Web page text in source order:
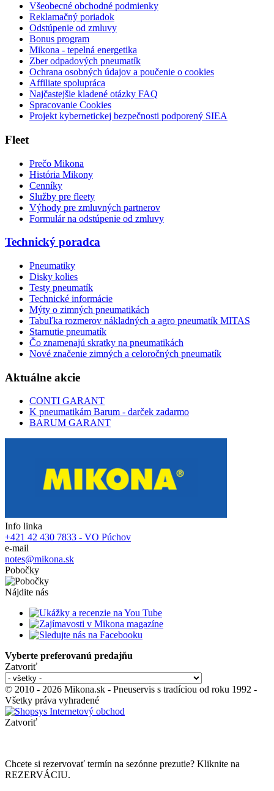
Všeobecné obchodné podmienky
Reklamačný poriadok
Odstúpenie od zmluvy
Bonus program
Mikona - tepelná energetika
Zber odpadových pneumatík
Ochrana osobných údajov a poučenie o cookies
Affiliate spolupráca
Najčastejšie kladené otázky FAQ
Spracovanie Cookies
Projekt kybernetickej bezpečnosti podporený SIEA
Fleet
Prečo Mikona
História Mikony
Cenníky
Služby pre fleety
Výhody pre zmluvných partnerov
Formulár na odstúpenie od zmluvy
Technický poradca
Pneumatiky
Disky kolies
Testy pneumatík
Technické informácie
Mýty o zimných pneumatikách
Tabuľka rozmerov nákladných a agro pneumatík MITAS
Starnutie pneumatík
Čo znamenajú skratky na pneumatikách
Nové značenie zimných a celoročných pneumatík
Aktuálne akcie
CONTI GARANT
K pneumatikám Barum - darček zadarmo
BARUM GARANT
Info linka
+421 42 430 7833 - VO Púchov
e-mail
notes@mikona.sk
Pobočky
Nájdite nás
Vyberte preferovanú predajňu
Zatvoriť
© 2010 - 2026 Mikona.sk - Pneuservis s tradíciou od roku 1992 -
Všetky práva vyhradené
Zatvoriť
Chcete si rezervovať termín na sezónne prezutie? Kliknite na
REZERVÁCIU.